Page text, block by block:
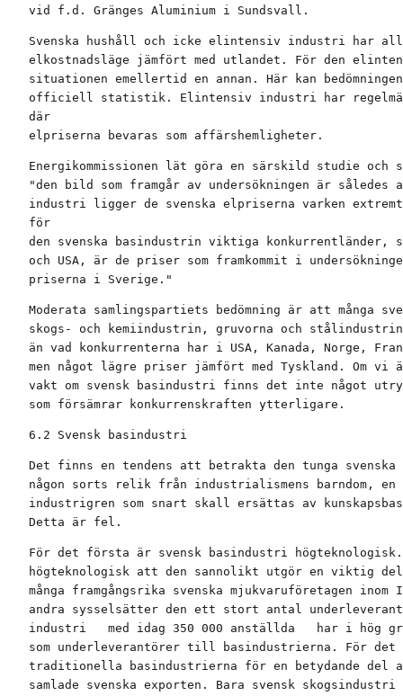
vid f.d. Gränges Aluminium i Sundsvall.
Svenska hushåll och icke elintensiv industri har
elkostnadsläge jämfört med utlandet. För den
situationen emellertid en annan. Här kan
officiell statistik. Elintensiv industri har
där
elpriserna bevaras som affärshemligheter.
Energikommissionen lät göra en särskild studie
"den bild som framgår av undersökningen är
industri ligger de svenska elpriserna varken
för
den svenska basindustrin viktiga konkurrentländer,
och USA, är de priser som framkommit i
priserna i Sverige."
Moderata samlingspartiets bedömning är att många
skogs- och kemiindustrin, gruvorna och
än vad konkurrenterna har i USA, Kanada, Norge,
men något lägre priser jämfört med Tyskland. Om
vakt om svensk basindustri finns det inte något
som försämrar konkurrenskraften ytterligare.
6.2 Svensk basindustri
Det finns en tendens att betrakta den tunga svenska
någon sorts relik från industrialismens barndom, en
industrigren som snart skall ersättas av
Detta är fel.
För det första är svensk basindustri
högteknologisk att den sannolikt utgör en viktig
många framgångsrika svenska mjukvaruföretagen
andra sysselsätter den ett stort antal
industri   med idag 350 000 anställda   har i hög
som underleverantörer till basindustrierna. För det
traditionella basindustrierna för en betydande del
samlade svenska exporten. Bara svensk